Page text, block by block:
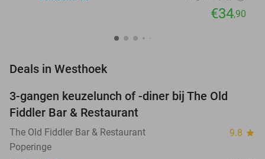
€34,90
Deals in Westhoek
3-gangen keuzelunch of -diner bij The Old
Fiddler Bar & Restaurant
The Old Fiddler Bar & Restaurant 9.8 star
Poperinge